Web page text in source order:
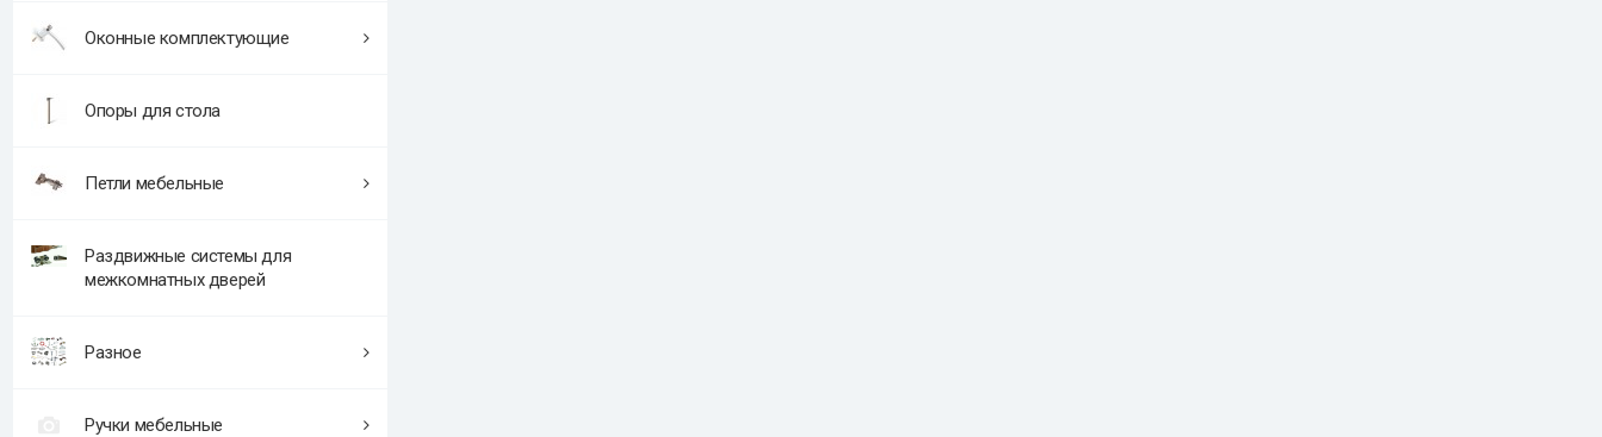
Оконные комплектующие
Опоры для стола
Петли мебельные
Раздвижные системы для
межкомнатных дверей
Разное
Ручки мебельные